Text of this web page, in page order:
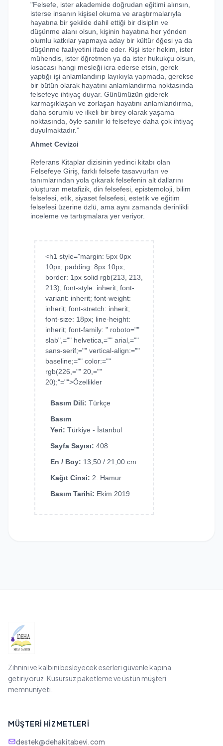
"Felsefe, ister akademide doğrudan eğitimi alınsın,
isterse insanın kişisel okuma ve araştırmalarıyla
hayatına bir şekilde dahil ettiği bir disiplin ve
düşünme alanı olsun, kişinin hayatına her yönden
olumlu katkılar yapmaya aday bir kültür öğesi ya da
düşünme faaliyetini ifade eder. Kişi ister hekim, ister
mühendis, ister öğretmen ya da ister hukukçu olsun,
kısacası hangi mesleği icra ederse etsin, gerek
yaptığı işi anlamlandırıp layıkıyla yapmada, gerekse
bir bütün olarak hayatını anlamlandırma noktasında
felsefeye ihtiyaç duyar. Günümüzün giderek
karmaşıklaşan ve zorlaşan hayatını anlamlandırma,
daha sorumlu ve ilkeli bir birey olarak yaşama
noktasında, öyle sanılır ki felsefeye daha çok ihtiyaç
duyulmaktadır.”
Ahmet Cevizci
Referans Kitaplar dizisinin yedinci kitabı olan
Felsefeye Giriş, farklı felsefe tasavvurları ve
tanımlarından yola çıkarak felsefenin alt dallarını
oluşturan metafizik, din felsefesi, epistemoloji, bilim
felsefesi, etik, siyaset felsefesi, estetik ve eğitim
felsefesi üzerine özlü, ama aynı zamanda derinlikli
inceleme ve tartışmalara yer veriyor.
<h1 style="margin: 5px 0px
10px; padding: 8px 10px;
border: 1px solid rgb(213, 213,
213); font-style: inherit; font-
variant: inherit; font-weight:
inherit; font-stretch: inherit;
font-size: 18px; line-height:
inherit; font-family: " roboto=""
slab",="" helvetica,="" arial,=""
sans-serif;="" vertical-align:=""
baseline;="" color:=""
rgb(226,="" 20,=""
20);"="">Özellikler
Basım Dili: Türkçe
Basım
Yeri: Türkiye - İstanbul
Sayfa Sayısı: 408
En / Boy: 13,50 / 21,00 cm
Kağıt Cinsi: 2. Hamur
Basım Tarihi: Ekim 2019
Zihnini ve kalbini besleyecek eserleri güvenle kapına
getiriyoruz. Kusursuz paketleme ve üstün müşteri
memnuniyeti.
MÜŞTERI HIZMETLERI
destek@dehakitabevi.com